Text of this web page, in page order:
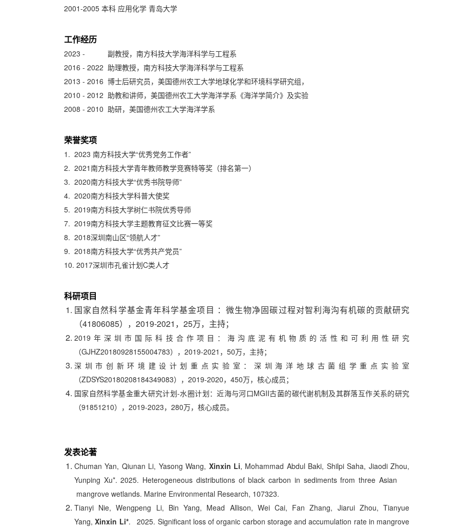
2001-2005 本科 应用化学 青岛大学
工作经历
2023 - 副教授， 南方科技大学海洋科学与工程系
2016 - 2022 助理教授，南方科技大学海洋科学与工程系
2013 - 2016 博士后研究员，美国德州农工大学地球化学和环境科学研究组，
2010 - 2012 助教和讲师，美国德州农工大学海洋学系《海洋学简介》及实验
2008 - 2010 助研，美国德州农工大学海洋学系
荣誉奖项
1. 2023 南方科技大学“优秀党务工作者”
2. 2021南方科技大学青年教师教学竞赛特等奖（排名第一）
3. 2020南方科技大学“优秀书院导师”
4. 2020南方科技大学科普大使奖
5. 2019南方科技大学树仁书院优秀导师
7. 2019南方科技大学主题教育征文比赛一等奖
8. 2018深圳南山区“领航人才”
9. 2018南方科技大学“优秀共产党员”
10. 2017深圳市孔雀计划C类人才
科研项目
国家自然科学基金青年科学基金项目 ：微生物净固碳过程对智利海沟有机碳的贡献研究
（41806085），2019-2021，25万，主持；
2019年深圳市国际科技合作项目：海沟底泥有机物质的活性和可利用性研究
（GJHZ20180928155004783），2019-2021，50万，主持；
深圳市创新环境建设计划重点实验室：深圳海洋地球古菌组学重点实验室
（ZDSYS20180208184349083），2019-2020，450万，核心成员；
国家自然科学基金重大研究计划-水圈计划：近海与河口MGII古菌的碳代谢机制及其群落互作关系的研究
（91851210），2019-2023，280万，核心成员。
发表论著
Chuman Yan, Qiunan Li, Yasong Wang, Xinxin Li, Mohammad Abdul Baki, Shilpi Saha, Jiaodi Zhou,
Yunping Xu*. 2025. Heterogeneous distributions of black carbon in sediments from three Asian
mangrove wetlands. Marine Environmental Research, 107323.
Tianyi Nie, Wengpeng Li, Bin Yang, Mead Allison, Wei Cai, Fan Zhang, Jiarui Zhou, Tianyue
Yang,Xinxin Li*. 2025. Significant loss of organic carbon storage and accumulation rate in mangrove